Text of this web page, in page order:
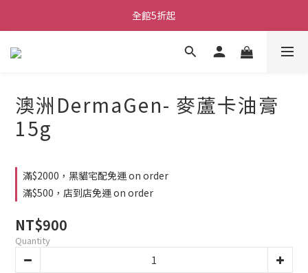
全館5折起
澳洲DermaGen- 麥蘆卡油膏
15g
滿$2000，黑貓宅配免運 on order
滿$500，店到店免運 on order
NT$900
Quantity